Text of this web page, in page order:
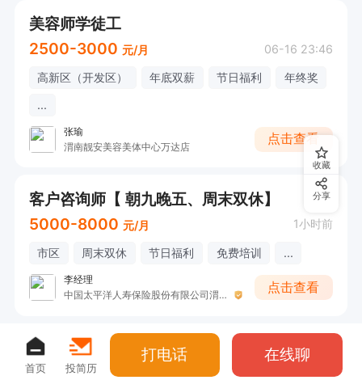
美容师学徒工
2500-3000 元/月 06-16 23:46
高新区（开发区） 年底双薪 节日福利
年终奖
...
张瑜
渭南靓安美容美体中心万达店
点击查看
客户咨询师【 朝九晚五、周末双休】
5000-8000 元/月 1小时前
市区 周末双休 节日福利 免费培训 ...
李经理
中国太平洋人寿保险股份有限公司渭南中心支公司
点击查看
收藏
分享
首页 投简历
打电话 在线聊